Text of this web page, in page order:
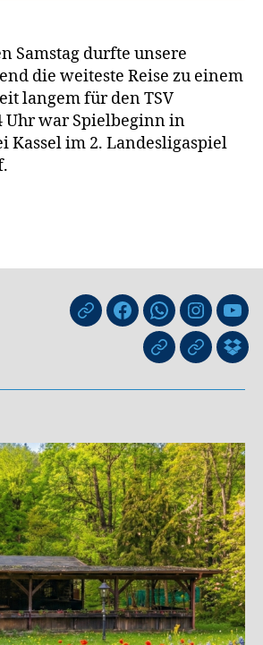
Samstag durfte unsere
die weiteste Reise zu einem
langem für den TSV
Uhr war Spielbeginn in
Kassel im 2. Landesligaspiel
nuLigaFacebookWhatsApp-
Kanal
GIPHYThreads